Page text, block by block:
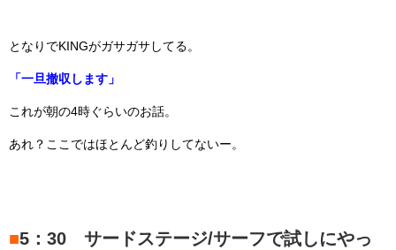
となりでKINGがガサガサしてる。
「一旦撤収します」
これが朝の4時ぐらいのお話。
あれ？ここではほとんど釣りしてないー。
■5：30 サードステージ/サーフで試しにやっ